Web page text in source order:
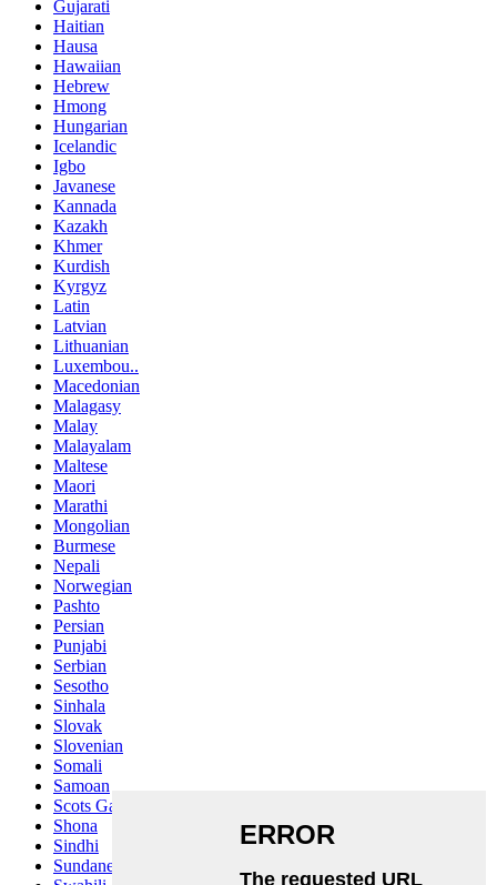
Gujarati
Haitian
Hausa
Hawaiian
Hebrew
Hmong
Hungarian
Icelandic
Igbo
Javanese
Kannada
Kazakh
Khmer
Kurdish
Kyrgyz
Latin
Latvian
Lithuanian
Luxembou..
Macedonian
Malagasy
Malay
Malayalam
Maltese
Maori
Marathi
Mongolian
Burmese
Nepali
Norwegian
Pashto
Persian
Punjabi
Serbian
Sesotho
Sinhala
Slovak
Slovenian
Somali
Samoan
Scots Gaelic
Shona
Sindhi
Sundanese